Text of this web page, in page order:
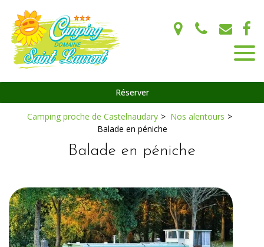
Réserver
Camping proche de Castelnaudary
Nos alentours
Balade en péniche
Balade en péniche